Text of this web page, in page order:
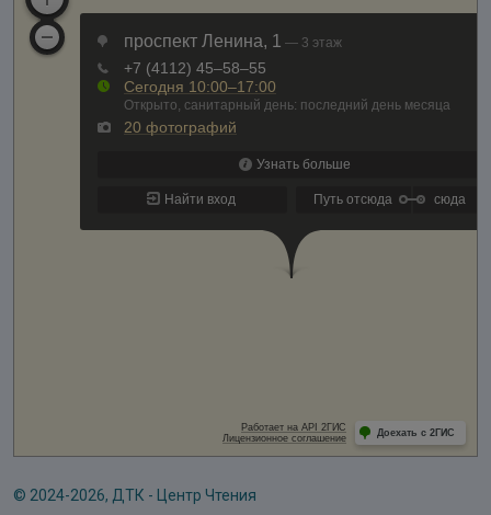
© 2024-2026, ДТК - Центр Чтения